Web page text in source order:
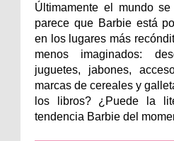
Últimamente el mundo
parece que Barbie está
en los lugares más
menos imaginados:
juguetes, jabones,
marcas de cereales y
los libros? ¿Puede la
tendencia Barbie del